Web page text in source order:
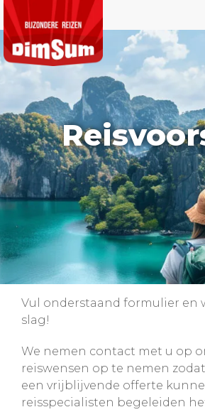
Vul onderstaand formulier en
slag!
We nemen contact met u op
reiswensen op te nemen
een vrijblijvende offerte
reisspecialisten begeleiden